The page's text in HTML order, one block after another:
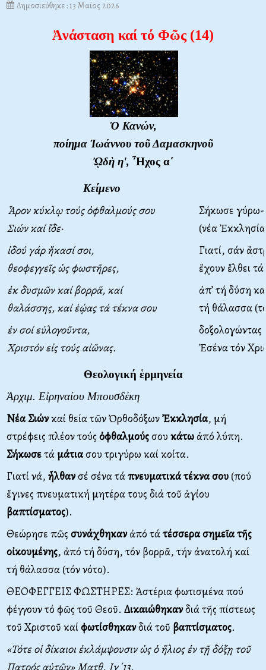
Δημοσιεύθηκε : 13 Μαϊος 2026
Ἀνάσταση καί τό Φῶς (14)
Ὁ Κανών,
ποίημα Ἰωάννου τοῦ Δαμασκηνοῦ
ᾨδὴ η', Ἦχος α΄
Κείμενο
Ἆρον κύκλῳ τούς ὀφθαλμούς σου
Σιών καί ἴδε·
ἰδού γάρ ἥκασί σοι,
θεοφεγγεῖς ὡς φωστῆρες,
ἐκ δυσμῶν καί βορρᾶ, καί
θαλάσσης, καί ἑῴας τά τέκνα σου
ἐν σοί εὐλογοῦντα,
Χριστόν εἰς τούς αἰῶνας.
Σήκωσε γύρω-
(νέα Ἐκκλησία
Γιατί, σάν
ἔχουν ἔλθει
ἀπ’ τή δύση
τή θάλασσα
δοξολογώντας
Ἐσένα τόν
Θεολογική ἑρμηνεία
Ἀρχιμ. Εἰρηναίου Μπουσδέκη
Νέα Σιώνκαί θεία τῶν ὈρθοδόξωνἘκκλησία, μή
στρέφεις πλέον τούς ὀφθαλμούςσου κάτω ἀπό λύπη.
Σήκωσετά μάτιασου τριγύρω καί κοίτα.
Γιατί νά, ἦλθανσέ σένα τάπνευματικά τέκνα σου (πού
ἔγινες πνευματική μητέρα τους διά τοῦ ἁγίου
βαπτίσματος).
Θεώρησε πῶς συνάχθηκανἀπό τάτέσσερα σημεῖα τῆς
οἰκουμένης, ἀπό τή δύση, τόν βορρᾶ, τήν ἀνατολή καί
τή θάλασσα (τόν νότο).
ΘΕΟΦΕΓΓΕΙΣ ΦΩΣΤΗΡΕΣ: Ἀστέρια φωτισμένα πού
φέγγουν τό φῶς τοῦ Θεοῦ. Δικαιώθηκανδιά τῆς πίστεως
τοῦ Χριστοῦ καίφωτίσθηκανδιά τοῦ βαπτίσματος.
«Τότε οἱ δίκαιοι ἐκλάμψουσιν ὡς ὁ ἥλιος ἐν τῇ δόξῃ τοῦ
Πατρός αὐτῶν» Ματθ. Ιγ΄13.